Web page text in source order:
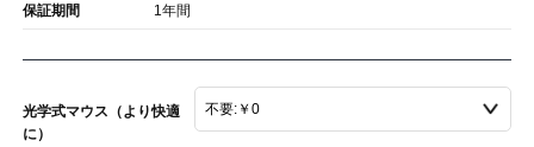
保証期間 1年間
光学式マウス（より快適
に）